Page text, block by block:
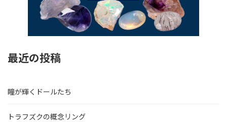
最近の投稿
瞳が輝くドールたち
トラフズクの概念リング